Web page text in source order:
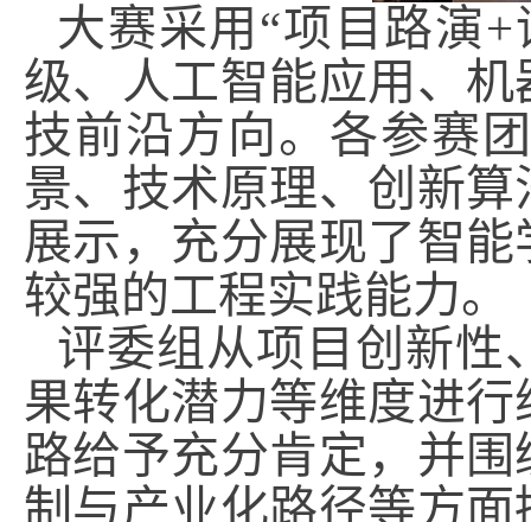
大赛采用“项目路演
级、人工智能应用、
技前沿方向。各参赛
景、技术原理、创新
展示，充分展现了智
较强的工程实践能力。
评委组从项目创新性
果转化潜力等维度进
路给予充分肯定，并
制与产业化路径等方